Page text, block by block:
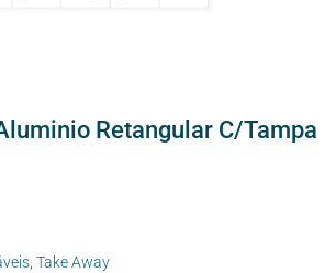
Retangular C/Tampa
, Take Away